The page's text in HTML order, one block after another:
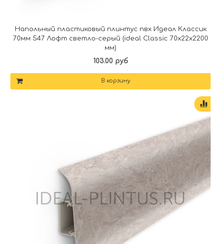
Напольный пластиковый плинтус пвх Идеал Классик
70мм 547 Лофт светло-серый (ideal Classic 70х22х2200
мм)
103.00 руб
В корзину